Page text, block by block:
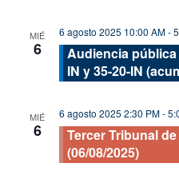
MIÉ
6
6 agosto 2025 10:00 AM-
Audiencia pública
IN y 35-20-IN
MIÉ
6
6 agosto 2025 2:30 PM-
Tercer Tribunal
(06/08/2025)